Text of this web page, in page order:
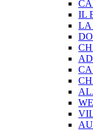
IL
LA